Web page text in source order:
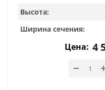
Высота:
Ширина сечения:
Цена: 4